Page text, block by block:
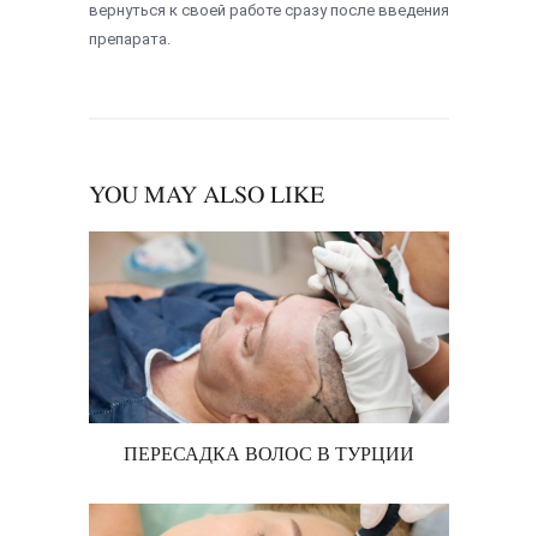
вернуться к своей работе сразу после введения
препарата.
YOU MAY ALSO LIKE
ПЕРЕСАДКА ВОЛОС В ТУРЦИИ